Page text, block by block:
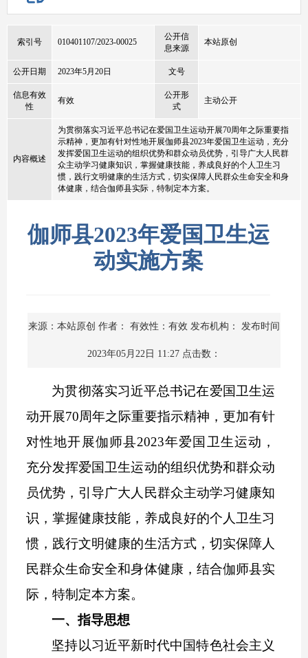
索引号 010401107/2023-00025
公开信
息来源
本站原创
公开日期 2023年5月20日 文号
信息有效
性
有效
公开形
式
主动公开
内容概述
为贯彻落实习近平总书记在爱国卫生运动开展70周年之际重要指
示精神，更加有针对性地开展伽师县2023年爱国卫生运动，充分
发挥爱国卫生运动的组织优势和群众动员优势，引导广大人民群
众主动学习健康知识，掌握健康技能，养成良好的个人卫生习
惯，践行文明健康的生活方式，切实保障人民群众生命安全和身
体健康，结合伽师县实际，特制定本方案。
伽师县2023年爱国卫生运
动实施方案
来源：本站原创 作者： 有效性：有效 发布机构： 发布时间
2023年05月22日 11:27 点击数：
为贯彻落实习近平总书记在爱国卫生运
动开展70周年之际重要指示精神，更加有针
对性地开展伽师县2023年爱国卫生运动，
充分发挥爱国卫生运动的组织优势和群众动
员优势，引导广大人民群众主动学习健康知
识，掌握健康技能，养成良好的个人卫生习
惯，践行文明健康的生活方式，切实保障人
民群众生命安全和身体健康，结合伽师县实
际，特制定本方案。
一、指导思想
坚持以习近平新时代中国特色社会主义